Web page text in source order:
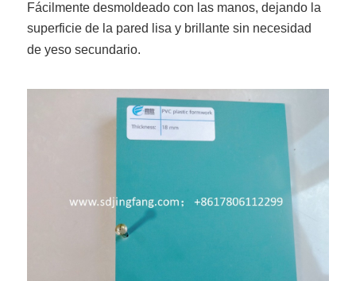
Fácilmente desmoldeado con las manos, dejando la
superficie de la pared lisa y brillante sin necesidad
de yeso secundario.